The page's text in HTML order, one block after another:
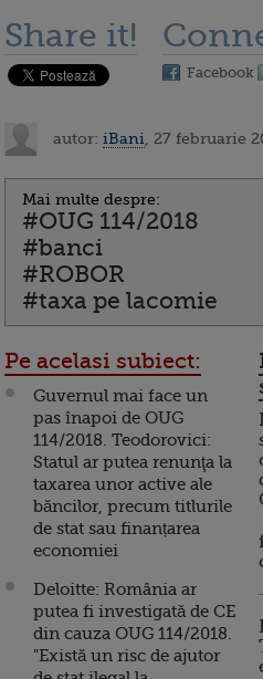
Share it!
Facebook
autor: iBani , 27 februarie
Mai multe despre:
#OUG 114/2018
#banci
#ROBOR
#taxa pe lacomie
Pe acelasi subiect:
Guvernul mai face un
pas înapoi de OUG
114/2018. Teodorovici:
Statul ar putea renunţa la
taxarea unor active ale
băncilor, precum titlurile
de stat sau finanțarea
economiei
Deloitte: România ar
putea fi investigată de CE
din cauza OUG 114/2018.
"Există un risc de ajutor